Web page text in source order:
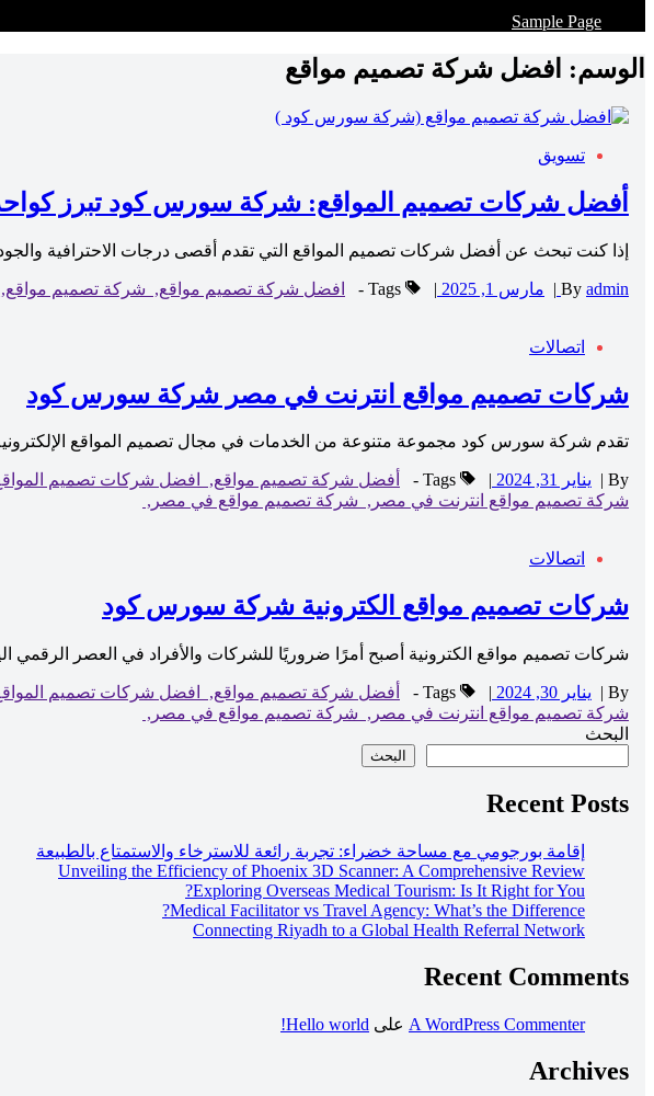
Sample Page
الوسم: افضل شركة تصميم مواقع
تسويق
أفضل شركات تصميم المواقع: شركة سورس كود تبرز
إذا كنت تبحث عن أفضل شركات تصميم المواقع التي تقدم أقصى درجات الاحترافية
By admin
| مارس 1, 2025 | افضل شركة تصميم مواقع, شركة تصميم مواقع,
اتصالات
شركات تصميم مواقع انترنت في مصر شركة سورس كود
تقدم شركة سورس كود مجموعة متنوعة من الخدمات في مجال تصميم المواقع
By
| يناير 31, 2024 | أفضل شركة تصميم مواقع, افضل شركات تصميم
شركة تصميم مواقع انترنت في مصر, شركة تصميم مواقع في مصر,
اتصالات
شركات تصميم مواقع الكترونية شركة سورس كود
شركات تصميم مواقع الكترونية أصبح أمرًا ضروريًا للشركات والأفراد في العصر الرقمي
By
| يناير 30, 2024 | أفضل شركة تصميم مواقع, افضل شركات تصميم
شركة تصميم مواقع انترنت في مصر, شركة تصميم مواقع في مصر,
البحث
البحث
Recent Posts
إقامة بورجومي مع مساحة خضراء: تجربة رائعة للاسترخاء والاستمتاع بالطبيعة
Unveiling the Efficiency of Phoenix 3D Scanner: A Comprehensive Review
Exploring Overseas Medical Tourism: Is It Right for You?
Medical Facilitator vs Travel Agency: What’s the Difference?
Connecting Riyadh to a Global Health Referral Network
Recent Comments
A WordPress Commenter على Hello world!
Archives